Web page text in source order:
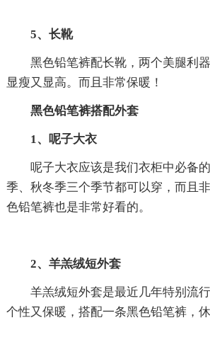
5、长靴
黑色铅笔裤配长靴，两个美腿利
显瘦又显高。而且非常保暖！
黑色铅笔裤搭配外套
1、呢子大衣
呢子大衣应该是我们衣柜中必备
季、秋冬季三个季节都可以穿，而且
色铅笔裤也是非常好看的。
2、羊羔绒短外套
羊羔绒短外套是最近几年特别流
个性又保暖，搭配一条黑色铅笔裤，休